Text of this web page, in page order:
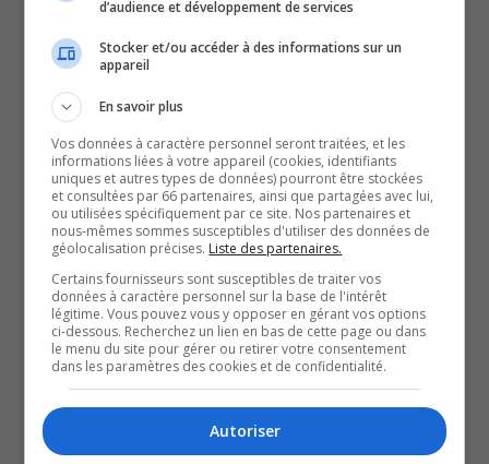
détention de Hull pour un autre dossier.
Caroline Dupuis-Lepage 31 ans a aussi été accusé
d’homicide au deuxième degré au Palais de justice de
Gatineau.
Les trois suspects sont accusés d’avoir comploté dans le
but de commettre un acte criminel.
Ils auraient causé un incendie dans un immeuble à
logements, situé sur la rue Saint-André, qui a mené à la
mort de Martin Rock, le 26 janvier dernier.
Quatre personnes se trouvaient à l’intérieur, seulement
trois avaient réussi à sortir.
L’homme a comparu en avant-midi au Palais de justice
de Gatineau, sa prochaine date a été fixée pour le 5 avril,
d’audience et développement de services
Stocker et/ou accéder à des informations sur un
appareil
En savoir plus
Vos données à caractère personnel seront traitées, et les
informations liées à votre appareil (cookies, identifiants
uniques et autres types de données) pourront être stockées
et consultées par 66 partenaires, ainsi que partagées avec lui,
ou utilisées spécifiquement par ce site. Nos partenaires et
nous-mêmes sommes susceptibles d'utiliser des données de
géolocalisation précises. Liste des partenaires.
Certains fournisseurs sont susceptibles de traiter vos
données à caractère personnel sur la base de l'intérêt
légitime. Vous pouvez vous y opposer en gérant vos options
ci-dessous. Recherchez un lien en bas de cette page ou dans
le menu du site pour gérer ou retirer votre consentement
dans les paramètres des cookies et de confidentialité.
Autoriser